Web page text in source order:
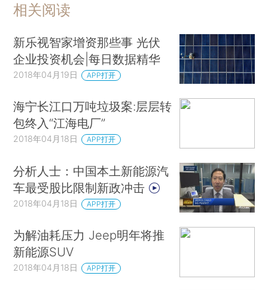
相关阅读
新乐视智家增资那些事 光伏
企业投资机会|每日数据精华
2018年04月19日 APP打开
海宁长江口万吨垃圾案:层层转
包终入“江海电厂”
2018年04月18日 APP打开
分析人士：中国本土新能源汽
车最受股比限制新政冲击
2018年04月18日 APP打开
为解油耗压力 Jeep明年将推
新能源SUV
2018年04月18日 APP打开